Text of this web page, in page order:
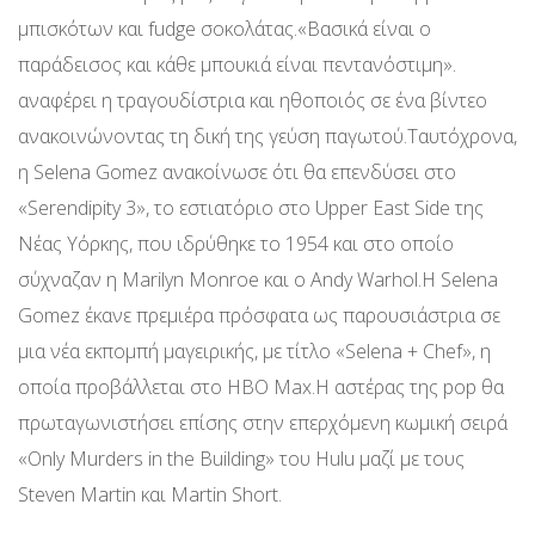
μπισκότων και fudge σοκολάτας.«Βασικά είναι ο
παράδεισος και κάθε μπουκιά είναι πεντανόστιμη».
αναφέρει η τραγουδίστρια και ηθοποιός σε ένα βίντεο
ανακοινώνοντας τη δική της γεύση παγωτού.Ταυτόχρονα,
η Selena Gomez ανακοίνωσε ότι θα επενδύσει στο
«Serendipity 3», το εστιατόριο στο Upper East Side της
Νέας Υόρκης, που ιδρύθηκε το 1954 και στο οποίο
σύχναζαν η Marilyn Monroe και ο Andy Warhol.Η Selena
Gomez έκανε πρεμιέρα πρόσφατα ως παρουσιάστρια σε
μια νέα εκπομπή μαγειρικής, με τίτλο «Selena + Chef», η
οποία προβάλλεται στο HBO Max.Η αστέρας της pop θα
πρωταγωνιστήσει επίσης στην επερχόμενη κωμική σειρά
«Only Murders in the Building» του Hulu μαζί με τους
Steven Martin και Martin Short.